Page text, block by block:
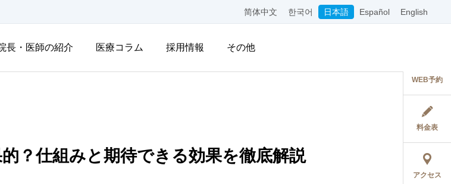
简体中文 한국어 日本語 Español English
長・医師の紹介 医療コラム 採用情報 その他
WEB予約
料金表
アクセス
？仕組みと期待できる効果を徹底解説